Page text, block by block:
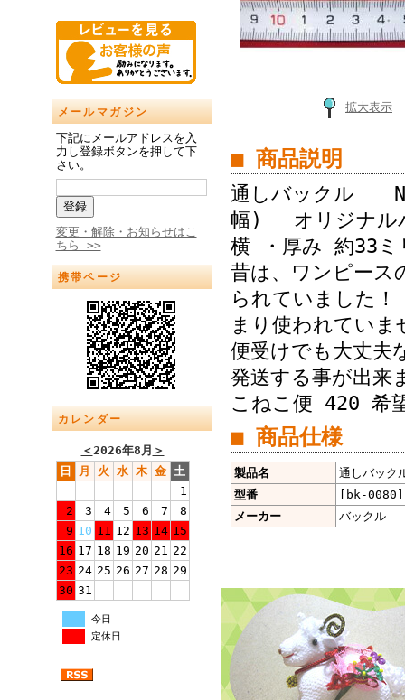
メールマガジン
下記にメールアドレスを入
力し登録ボタンを押して下
さい。
変更・解除・お知らせはこ
ちら >>
携帯ページ
カレンダー
＜2026年8月 ＞
日
月 火 水 木 金 土
1
2
3 4 5 6 7
8
9 10 11 12 13 14 15
16 17 18 19 20 21 22
23 24 25 26 27 28 29
30 31
今日
定休日
拡大表示
■ 商品説明
通しバックル
幅) オリジナル
横 ・厚み 約33
昔は、ワンピース
られていました
まり使われて
便受けでも大丈
発送する事が出来
こねこ便 420 希
■ 商品仕様
製品名
通しバッ
型番
[bk-0080]
メーカー
バックル